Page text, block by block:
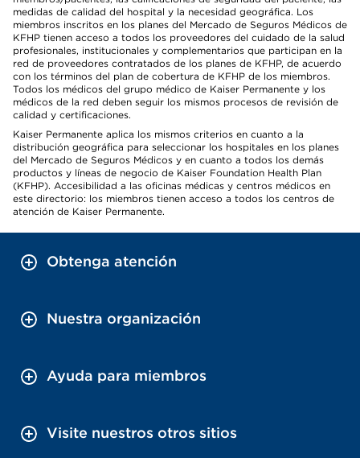
medidas de calidad del hospital y la necesidad geográfica. Los
miembros inscritos en los planes del Mercado de Seguros Médicos de
KFHP tienen acceso a todos los proveedores del cuidado de la salud
profesionales, institucionales y complementarios que participan en la
red de proveedores contratados de los planes de KFHP, de acuerdo
con los términos del plan de cobertura de KFHP de los miembros.
Todos los médicos del grupo médico de Kaiser Permanente y los
médicos de la red deben seguir los mismos procesos de revisión de
calidad y certificaciones.
Kaiser Permanente aplica los mismos criterios en cuanto a la
distribución geográfica para seleccionar los hospitales en los planes
del Mercado de Seguros Médicos y en cuanto a todos los demás
productos y líneas de negocio de Kaiser Foundation Health Plan
(KFHP). Accesibilidad a las oficinas médicas y centros médicos en
este directorio: los miembros tienen acceso a todos los centros de
atención de Kaiser Permanente.
Obtenga atención
Nuestra organización
Ayuda para miembros
Visite nuestros otros sitios